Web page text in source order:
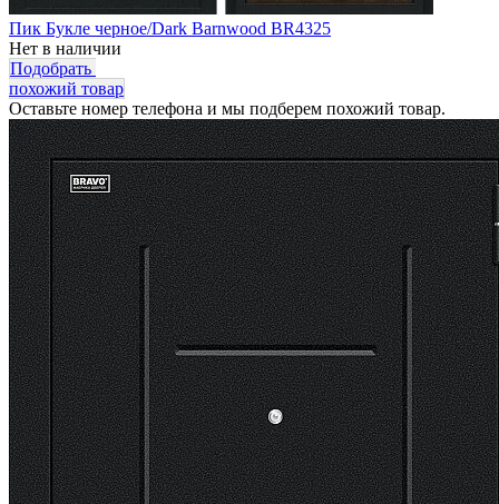
Пик Букле черное/Dark Barnwood BR4325
Нет в наличии
Подобрать
похожий товар
Оставьте номер телефона и мы подберем похожий товар.